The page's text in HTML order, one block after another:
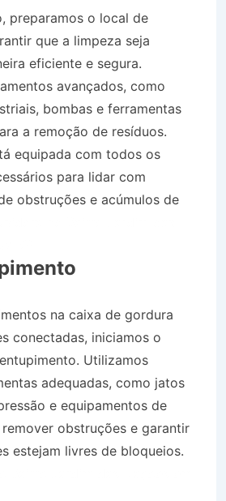
preparamos o local de
que a limpeza seja
eficiente e segura.
avançados, como
bombas e ferramentas
a remoção de resíduos.
equipada com todos os
para lidar com
obstruções e acúmulos de
na caixa de gordura
conectadas, iniciamos o
Utilizamos
adequadas, como jatos
e equipamentos de
obstruções e garantir
estejam livres de bloqueios.